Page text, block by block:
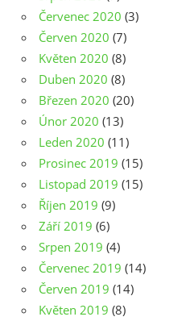
Červenec 2020 (3)
Červen 2020 (7)
Květen 2020 (8)
Duben 2020 (8)
Březen 2020 (20)
Únor 2020 (13)
Leden 2020 (11)
Prosinec 2019 (15)
Listopad 2019 (15)
Říjen 2019 (9)
Září 2019 (6)
Srpen 2019 (4)
Červenec 2019 (14)
Červen 2019 (14)
Květen 2019 (8)